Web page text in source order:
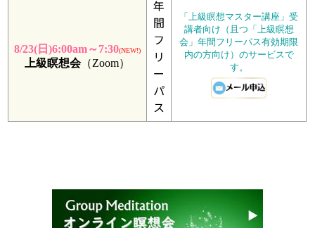
8/23(日)6:00am～7:30(NEW!)
上級瞑想会（Zoom）
年
間
フ
リ
ー
パ
ス
「上級瞑想マスター講座」受
講者向け（且つ「上級瞑想
会」年間フリーパス有効期限
内の方向け）のサービスで
す。